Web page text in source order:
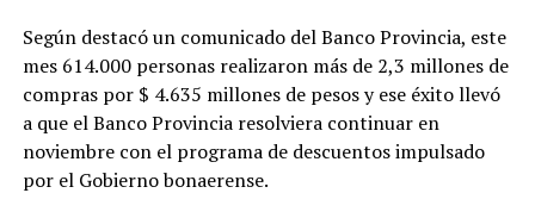
Según destacó un comunicado del Banco Provincia, este
mes 614.000 personas realizaron más de 2,3 millones de
compras por $ 4.635 millones de pesos y ese éxito llevó
a que el Banco Provincia resolviera continuar en
noviembre con el programa de descuentos impulsado
por el Gobierno bonaerense.